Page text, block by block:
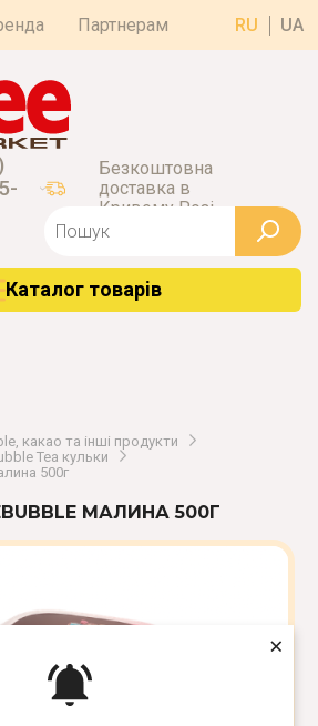
×
Партнерам RU UA
Безкоштовна
доставка в
Кривому Розі
Каталог товарiв
какао та інші продукти
Tea кульки
500г
МАЛИНА 500Г